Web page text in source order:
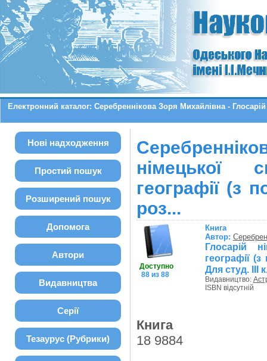
Електронний каталог: Серебреннікова Зоря Михайлівна -
Нові надходження
Простий пошук
Розширений пошук
Допомога
Автори
Видавництва
Серії
Тезаурус (Рубрики)
німецької
географії (з
роз...
Доступно
88 из 88
Книга
Автор:
Глосарій
географії
Для студ. III
Видавництво:
ISBN відсутній
Книга
18 9884